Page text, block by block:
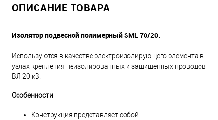
ОПИСАНИЕ ТОВАРА
Изолятор подвесной полимерный SML 70/20.
Используются в качестве электроизолирующего элемента в
узлах крепления неизолированных и защищенных проводов
ВЛ 20 кВ.
Особенности
Конструкция представляет собой